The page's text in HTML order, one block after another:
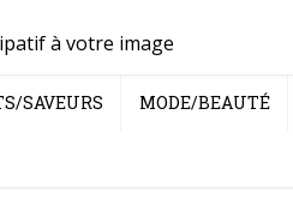
à votre image
SAVEURS MODE/BEAUTÉ